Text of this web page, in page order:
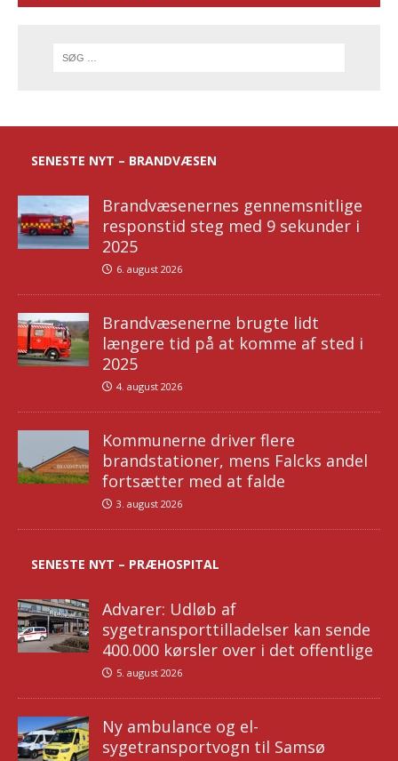
SENESTE NYT – BRANDVÆSEN
Brandvæsenernes gennemsnitlige
responstid steg med 9 sekunder i
2025
6. august 2026
Brandvæsenerne brugte lidt
længere tid på at komme af sted i
2025
4. august 2026
Kommunerne driver flere
brandstationer, mens Falcks andel
fortsætter med at falde
3. august 2026
SENESTE NYT – PRÆHOSPITAL
Advarer: Udløb af
sygetransporttilladelser kan sende
400.000 kørsler over i det offentlige
5. august 2026
Ny ambulance og el-
sygetransportvogn til Samsø